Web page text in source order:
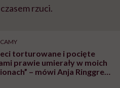
rzuci.
torturowane i pocięte
prawie umierały w moich
– mówi Anja Ringgren